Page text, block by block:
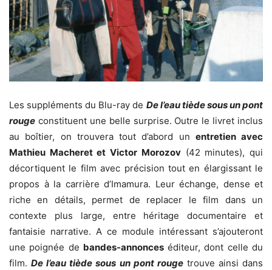
Les suppléments du Blu-ray de De l’eau tiède sous un pont
rouge constituent une belle surprise. Outre le livret inclus
au boîtier, on trouvera tout d’abord un entretien avec
Mathieu Macheret et Victor Morozov(42 minutes), qui
décortiquent le film avec précision tout en élargissant le
propos à la carrière d’Imamura. Leur échange, dense et
riche en détails, permet de replacer le film dans un
contexte plus large, entre héritage documentaire et
fantaisie narrative. A ce module intéressant s’ajouteront
une poignée de bandes-annonceséditeur, dont celle du
film.De l’eau tiède sous un pont rougetrouve ainsi dans